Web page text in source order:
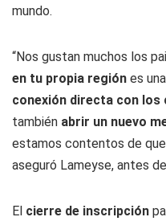
mundo.
“Nos gustan muchos los
en tu propia región es
conexión directa con los
también abrir un nuevo
estamos contentos de
aseguró Lameyse, antes
El cierre de inscripción